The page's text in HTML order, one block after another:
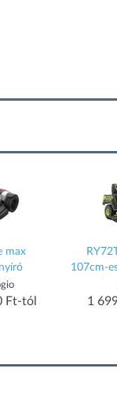
max
Ft-tól
107cm-
1